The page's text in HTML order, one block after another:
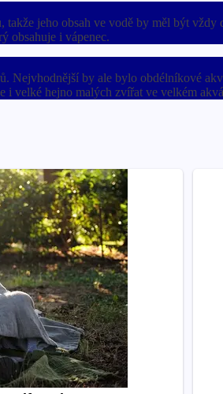
jeho obsah ve vodě by měl být vždy
obsahuje i vápenec.
Nejvhodnější by ale bylo obdélníkové
i velké hejno malých zvířat ve velkém